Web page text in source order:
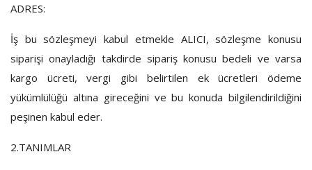
Bize Ulaşın
Giriş
Hesap Oluştur
TRY (₺)
ADRES:
İş bu sözleşmeyi kabul etmekle ALICI, sözleşme konusu
siparişi onayladığı takdirde sipariş konusu bedeli ve varsa
kargo ücreti, vergi gibi belirtilen ek ücretleri ödeme
yükümlülüğü altına gireceğini ve bu konuda bilgilendirildiğini
peşinen kabul eder.
2.TANIMLAR